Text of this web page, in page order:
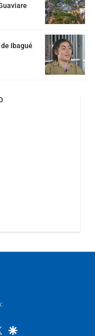
Ibagué
twittergoogle